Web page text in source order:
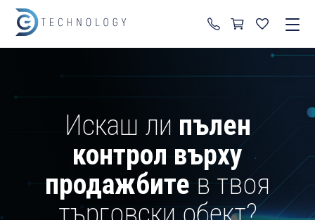
+359 87 822 99 92
Искаш ли пълен
контрол върху
продажбите в твоя